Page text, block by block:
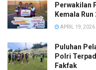
Perwakilan
Kemala
APRIL 19, 2026
Puluhan
Polri
Fakfak